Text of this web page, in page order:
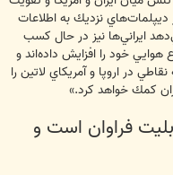
نزديك به اطلاعات
ايراني‌ها نيز در حال كسب
خود را افزايش داده‌اند و
در اروپا و آمريكاي لاتين را
كمك خواهد كرد.»
فراوان است و